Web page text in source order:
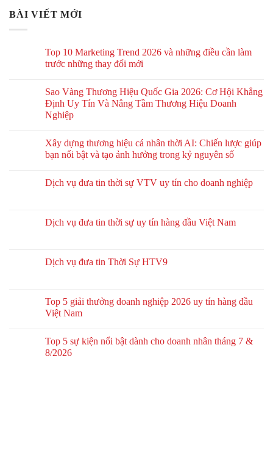
BÀI VIẾT MỚI
Top 10 Marketing Trend 2026 và những điều cần làm
trước những thay đổi mới
Sao Vàng Thương Hiệu Quốc Gia 2026: Cơ Hội Khẳng
Định Uy Tín Và Nâng Tầm Thương Hiệu Doanh
Nghiệp
Xây dựng thương hiệu cá nhân thời AI: Chiến lược giúp
bạn nổi bật và tạo ảnh hưởng trong kỷ nguyên số
Dịch vụ đưa tin thời sự VTV uy tín cho doanh nghiệp
Dịch vụ đưa tin thời sự uy tín hàng đầu Việt Nam
Dịch vụ đưa tin Thời Sự HTV9
Top 5 giải thưởng doanh nghiệp 2026 uy tín hàng đầu
Việt Nam
Top 5 sự kiện nổi bật dành cho doanh nhân tháng 7 &
8/2026